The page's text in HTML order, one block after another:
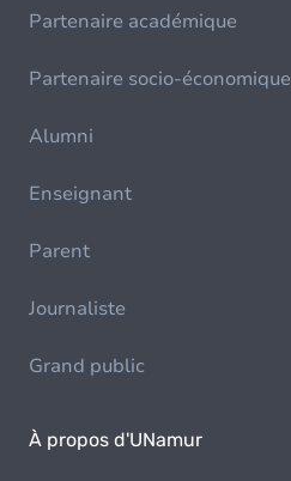
Partenaire académique
Partenaire socio-économique
Alumni
Enseignant
Parent
Journaliste
Grand public
À propos d'UNamur